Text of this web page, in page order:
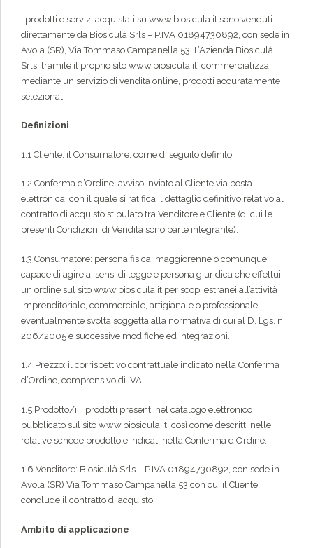
I prodotti e servizi acquistati su www.biosicula.it sono venduti
direttamente da Biosiculà Srls – P.IVA 01894730892, con sede in
Avola (SR), Via Tommaso Campanella 53. L’Azienda Biosiculà
Srls, tramite il proprio sito www.biosicula.it, commercializza,
mediante un servizio di vendita online, prodotti accuratamente
selezionati.
Definizioni
1.1 Cliente: il Consumatore, come di seguito definito.
1.2 Conferma d’Ordine: avviso inviato al Cliente via posta
elettronica, con il quale si ratifica il dettaglio definitivo relativo al
contratto di acquisto stipulato tra Venditore e Cliente (di cui le
presenti Condizioni di Vendita sono parte integrante).
1.3 Consumatore: persona fisica, maggiorenne o comunque
capace di agire ai sensi di legge e persona giuridica che effettui
un ordine sul sito www.biosicula.it per scopi estranei all’attività
imprenditoriale, commerciale, artigianale o professionale
eventualmente svolta soggetta alla normativa di cui al D. Lgs. n.
206/2005 e successive modifiche ed integrazioni.
1.4 Prezzo: il corrispettivo contrattuale indicato nella Conferma
d’Ordine, comprensivo di IVA.
1.5 Prodotto/i: i prodotti presenti nel catalogo elettronico
pubblicato sul sito www.biosicula.it, così come descritti nelle
relative schede prodotto e indicati nella Conferma d’Ordine.
1.6 Venditore: Biosiculà Srls – P.IVA 01894730892, con sede in
Avola (SR) Via Tommaso Campanella 53 con cui il Cliente
conclude il contratto di acquisto.
Ambito di applicazione